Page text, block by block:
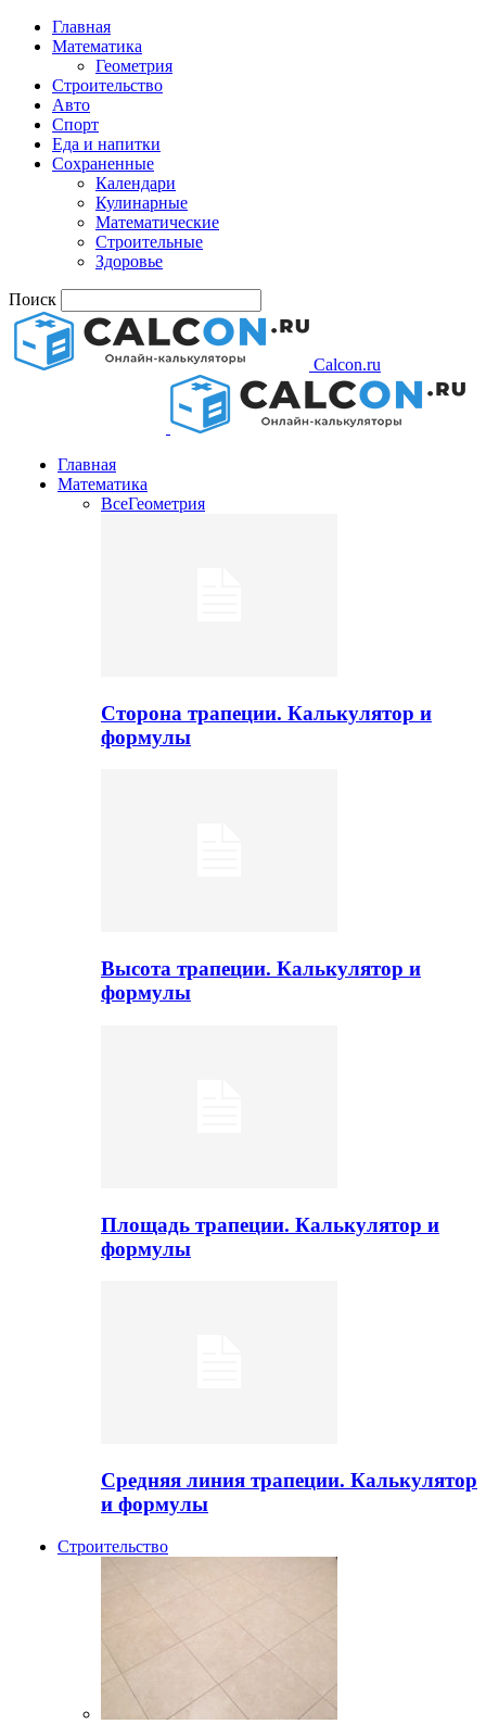
Главная
Математика
Геометрия
Строительство
Авто
Спорт
Еда и напитки
Сохраненные
Календари
Кулинарные
Математические
Строительные
Здоровье
Поиск
Calcon.ru
Главная
Математика
ВсеГеометрия
Сторона трапеции. Калькулятор и
формулы
Высота трапеции. Калькулятор и
формулы
Площадь трапеции. Калькулятор и
формулы
Средняя линия трапеции. Калькулятор
и формулы
Строительство